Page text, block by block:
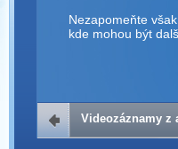
Nezapomeňte
kde mohou být
Videozáznamy z